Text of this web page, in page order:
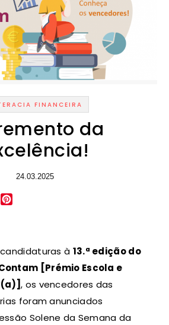
FINANCEIRA
da
24.03.2025
Copy
à 13.ª edição do
[Prémio Escola e
, os vencedores das
foram anunciados
Solene da Semana da